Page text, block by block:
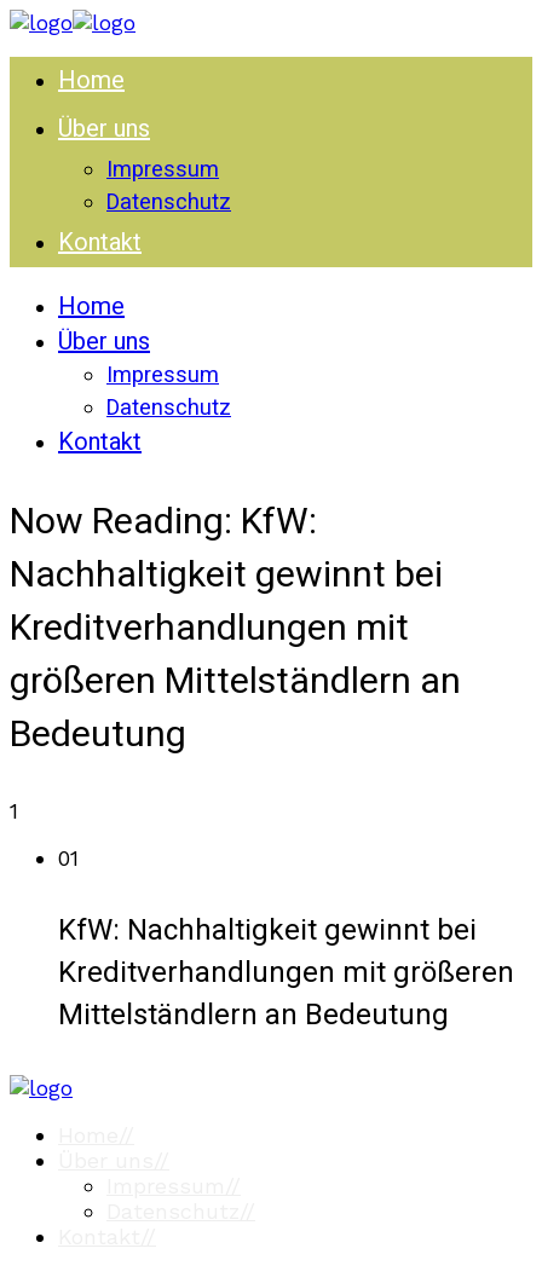
Home
Über uns
Impressum
Datenschutz
Kontakt
Home
Über uns
Impressum
Datenschutz
Kontakt
Now Reading: KfW:
Nachhaltigkeit gewinnt bei
Kreditverhandlungen mit
größeren Mittelständlern an
Bedeutung
1
01
KfW: Nachhaltigkeit gewinnt bei
Kreditverhandlungen mit größeren
Mittelständlern an Bedeutung